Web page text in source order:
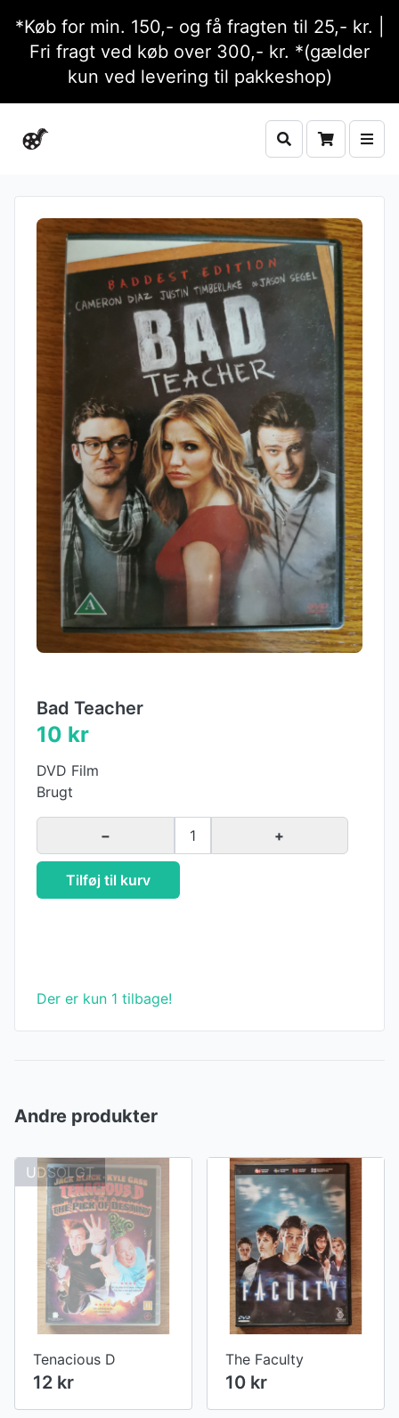
*Køb for min. 150,- og få fragten til 25,- kr. |
Fri fragt ved køb over 300,- kr. *(gælder
kun ved levering til pakkeshop)
Bad Teacher
10 kr
DVD Film
Brugt
− 1 +
Tilføj til kurv
Der er kun 1 tilbage!
Andre produkter
UDSOLGT
Tenacious D
12 kr
The Faculty
10 kr